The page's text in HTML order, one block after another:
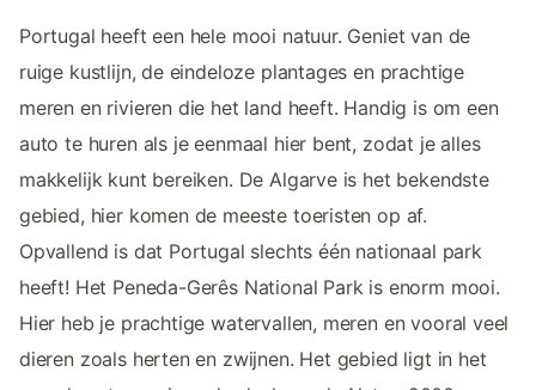
Portugal heeft een hele mooi natuur. Geniet van de
ruige kustlijn, de eindeloze plantages en prachtige
meren en rivieren die het land heeft. Handig is om een
auto te huren als je eenmaal hier bent, zodat je alles
makkelijk kunt bereiken. De Algarve is het bekendste
gebied, hier komen de meeste toeristen op af.
Opvallend is dat Portugal slechts één nationaal park
heeft! Het Peneda-Gerês National Park is enorm mooi.
Hier heb je prachtige watervallen, meren en vooral veel
dieren zoals herten en zwijnen. Het gebied ligt in het